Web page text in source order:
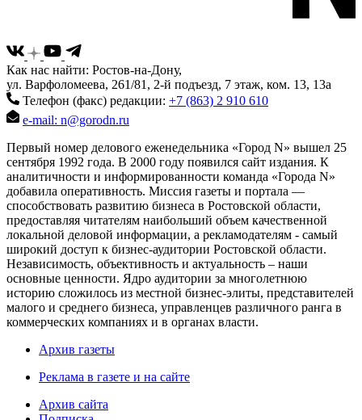
Как нас найти: Ростов-на-Дону,
ул. Варфоломеева, 261/81, 2-й подъезд, 7 этаж, ком. 13, 13а
Телефон (факс) редакции: +7 (863) 2 910 610
e-mail: n@gorodn.ru
Первый номер делового еженедельника «Город N» вышел 25
сентября 1992 года. В 2000 году появился сайт издания. К
аналитичности и информированности команда «Города N»
добавила оперативность. Миссия газеты и портала —
способствовать развитию бизнеса в Ростовской области,
предоставляя читателям наибольший объем качественной
локальной деловой информации, а рекламодателям - самый
широкий доступ к бизнес-аудитории Ростовской области.
Независимость, объективность и актуальность – наши
основные ценности. Ядро аудитории за многолетнюю
историю сложилось из местной бизнес-элиты, представителей
малого и среднего бизнеса, управленцев различного ранга в
коммерческих компаниях и в органах власти.
Архив газеты
Реклама в газете и на сайте
Архив сайта